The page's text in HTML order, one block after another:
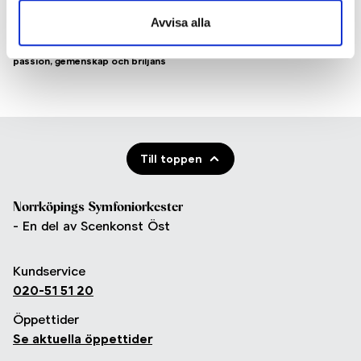
Avvisa alla
Med Unga Symfoniker Öst - fem år av
passion, gemenskap och briljans
Till toppen
Norrköpings Symfoniorkester
- En del av Scenkonst Öst
Kundservice
020-51 51 20
Öppettider
Se aktuella öppettider